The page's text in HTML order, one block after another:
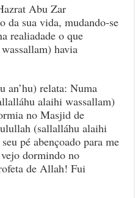
Abu Zar
da sua vida, mudando-se
realiadade o que
havia
an’hu) relata: Numa
alaihi wassallam)
no Masjid de
(sallalláhu alaihi
pé abençoado para me
dormindo no
de Allah! Fui